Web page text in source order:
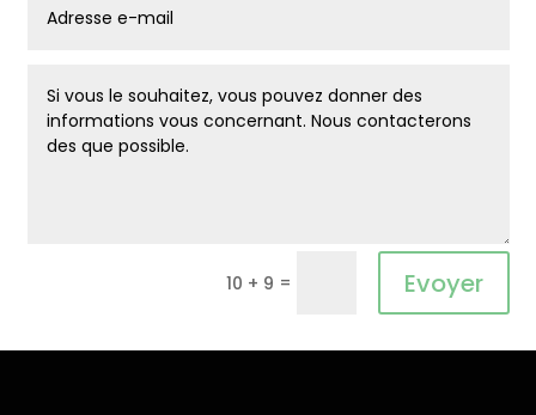
10 + 9 = Evoyer